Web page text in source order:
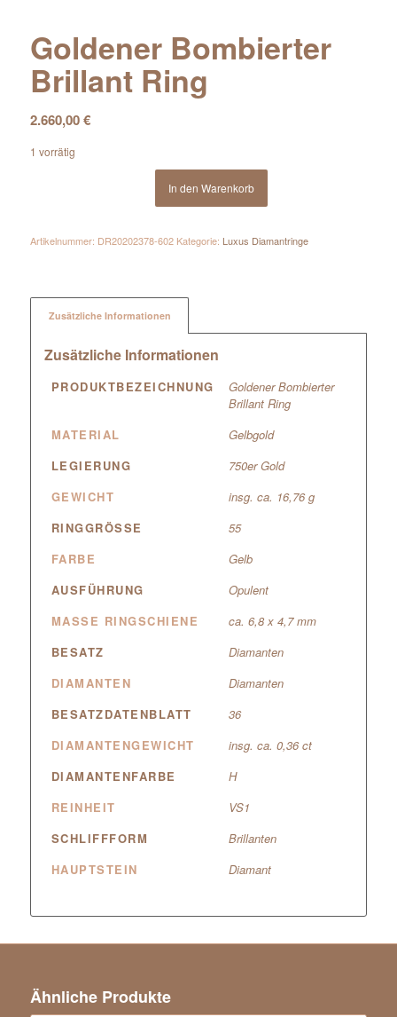
Goldener Bombierter
Brillant Ring
2.660,00€
1 vorrätig
In den Warenkorb
Artikelnummer: DR20202378-602 Kategorie: Luxus Diamantringe
Zusätzliche Informationen
Zusätzliche Informationen
PRODUKTBEZEICHNUNG
Goldener Bombierter
Brillant Ring
MATERIAL
Gelbgold
LEGIERUNG
750er Gold
GEWICHT
insg. ca. 16,76 g
RINGGRÖSSE
55
FARBE
Gelb
AUSFÜHRUNG
Opulent
MASSE RINGSCHIENE
ca. 6,8 x 4,7 mm
BESATZ
Diamanten
DIAMANTEN
Diamanten
BESATZDATENBLATT
36
DIAMANTENGEWICHT
insg. ca. 0,36 ct
DIAMANTENFARBE
H
REINHEIT
VS1
SCHLIFFFORM
Brillanten
HAUPTSTEIN
Diamant
Ähnliche Produkte